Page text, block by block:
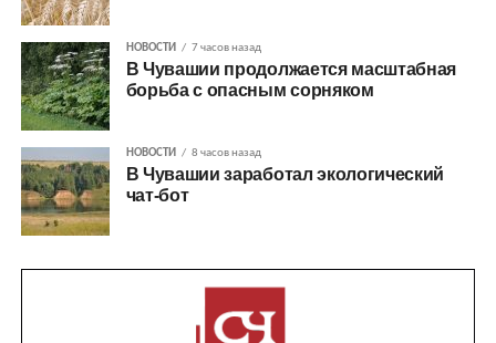
НОВОСТИ 7 часов назад
В Чувашии продолжается масштабная
борьба с опасным сорняком
НОВОСТИ 8 часов назад
В Чувашии заработал экологический
чат-бот